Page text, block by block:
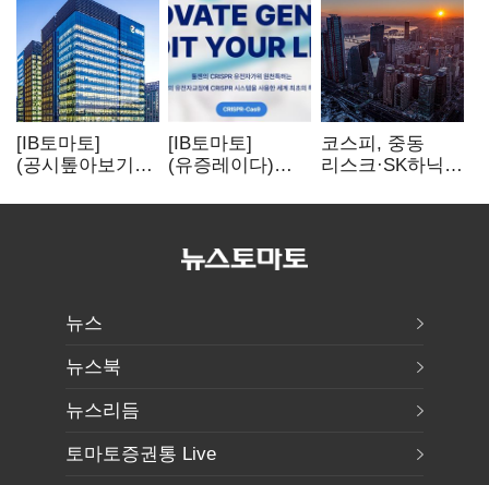
[IB토마토]
(공시톺아보기)
바로 매출로
[IB토마토]
(유증레이다)
3분의 1 토막…
비용부터 챙긴다
코스피, 중동
리스크·SK하닉
뒷걸음
뉴스
뉴스북
뉴스리듬
토마토증권통 Live